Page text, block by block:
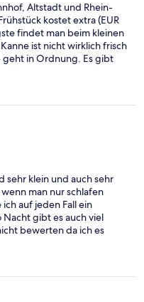
Altstadt und Rhein-
kostet extra (EUR
findet man beim kleinen
ist nicht wirklich frisch
geht in Ordnung. Es gibt
sehr klein und auch sehr
man nur schlafen
auf jeden Fall ein
gibt es auch viel
bewerten da ich es
echt viel. Aber Bäcker
auch nicht so